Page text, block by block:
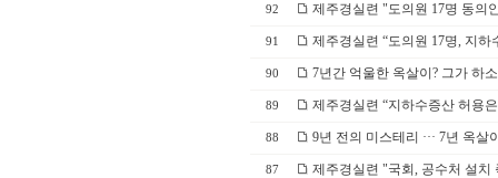
92 제주경실련 "도의원 17명 동의
91 제주경실련 “도의원 17명, 지하
90 7년간 억울한 옥살이? 그가 하
89 제주경실련 “지하수증산 허용
88 9년 전의 미스테리 ··· 7년 옥
87 제주경실련 "국회, 공수처 설치